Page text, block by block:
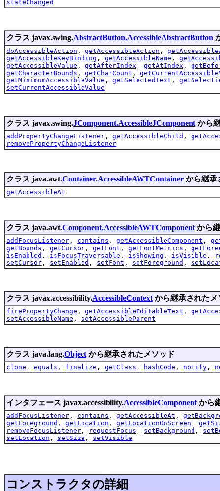
stateChanged
クラス javax.swing.AbstractButton.AccessibleAbstractButton
doAccessibleAction , getAccessibleAction ,
getAccessibleKeyBinding , getAccessibleName ,
getAccessibleValue , getAfterIndex , getAtIndex ,
getCharacterBounds , getCharCount ,
getMinimumAccessibleValue , getSelectedText ,
setCurrentAccessibleValue
クラス javax.swing.JComponent.AccessibleJComponent から
addPropertyChangeListener , getAccessibleChild ,
removePropertyChangeListener
クラス java.awt.Container.AccessibleAWTContainer から継承
getAccessibleAt
クラス java.awt.Component.AccessibleAWTComponent から
addFocusListener , contains , getAccessibleComponent ,
getBounds , getCursor , getFont , getFontMetrics ,
isEnabled , isFocusTraversable , isShowing , isVisible ,
setCursor , setEnabled , setFont , setForeground ,
クラス javax.accessibility.AccessibleContext から継承されたメ
firePropertyChange , getAccessibleEditableText ,
setAccessibleName , setAccessibleParent
クラス java.lang.Object から継承されたメソッド
clone , equals , finalize , getClass , hashCode , notify ,
インタフェース javax.accessibility.AccessibleComponent から
addFocusListener , contains , getAccessibleAt ,
getForeground , getLocation , getLocationOnScreen ,
removeFocusListener , requestFocus , setBackground ,
setLocation , setSize , setVisible
コンストラクタの詳細